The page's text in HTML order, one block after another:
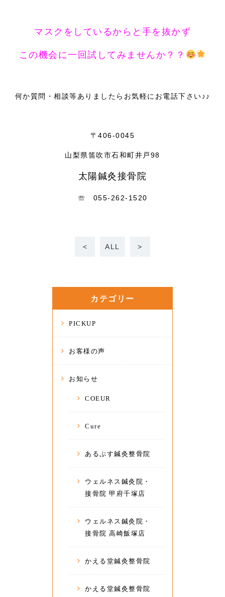
マスクをしているからと手を抜かず
この機会に一回試してみませんか？？
何か質問・相談等ありましたらお気軽にお電話下さい♪♪
〒406-0045
山梨県笛吹市石和町井戸98
太陽鍼灸接骨院
☏ 055-262-1520
< ALL >
カテゴリー
PICKUP
お客様の声
お知らせ
COEUR
Cure
あるぷす鍼灸整骨院
ウェルネス鍼灸院・
接骨院 甲府千塚店
ウェルネス鍼灸院・
接骨院 高崎飯塚店
かえる堂鍼灸整骨院
かえる堂鍼灸整骨院